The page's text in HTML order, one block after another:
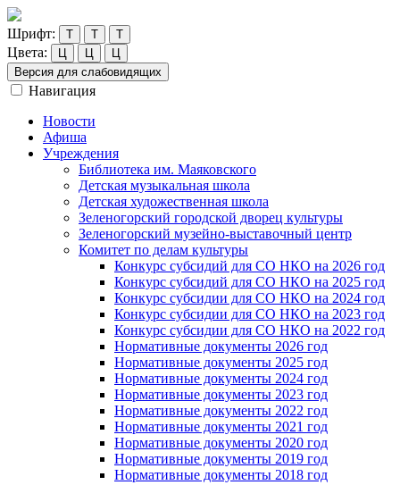
Шрифт: Т Т Т
Цвета: Ц Ц
Ц
Версия для слабовидящих
Навигация
Новости
Афиша
Учреждения
Библиотека им. Маяковского
Детская музыкальная школа
Детская художественная школа
Зеленогорский городской дворец культуры
Зеленогорский музейно-выставочный центр
Комитет по делам культуры
Конкурс субсидий для СО НКО на 2026 год
Конкурс субсидий для СО НКО на 2025 год
Конкурс субсидии для СО НКО на 2024 год
Конкурс субсидии для СО НКО на 2023 год
Конкурс субсидии для СО НКО на 2022 год
Нормативные документы 2026 год
Нормативные документы 2025 год
Нормативные документы 2024 год
Нормативные документы 2023 год
Нормативные документы 2022 год
Нормативные документы 2021 год
Нормативные документы 2020 год
Нормативные документы 2019 год
Нормативные документы 2018 год